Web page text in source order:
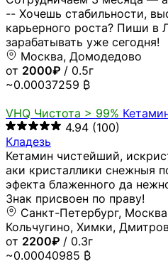
-- Хочешь стабильности,
карьерного роста? Пиши в
зарабатывать уже сегодня!
Москва, Домодедово
от 2000₽ / 0.5г
~0.00037259 ₿
VHQ Чистота > 99%
4.94 (100)
Кладезь
Кетамин чистейший,
аки кристаллики снежныя
эфекта блаженного да
Знак присвоен по праву!
Санкт-Петербург,
Кольчугино, Химки,
от 2200₽ / 0.3г
~0.00040985 ₿